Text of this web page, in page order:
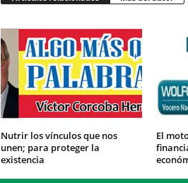
Nutrir los vínculos que nos
unen; para proteger la
existencia
El